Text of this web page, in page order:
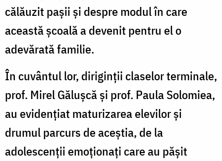
călăuzit pașii și despre modul în care
această școală a devenit pentru el o
adevărată familie.
În cuvântul lor, diriginții claselor terminale,
prof. Mirel Gălușcă și prof. Paula Solomiea,
au evidențiat maturizarea elevilor și
drumul parcurs de aceștia, de la
adolescenții emoționați care au pășit